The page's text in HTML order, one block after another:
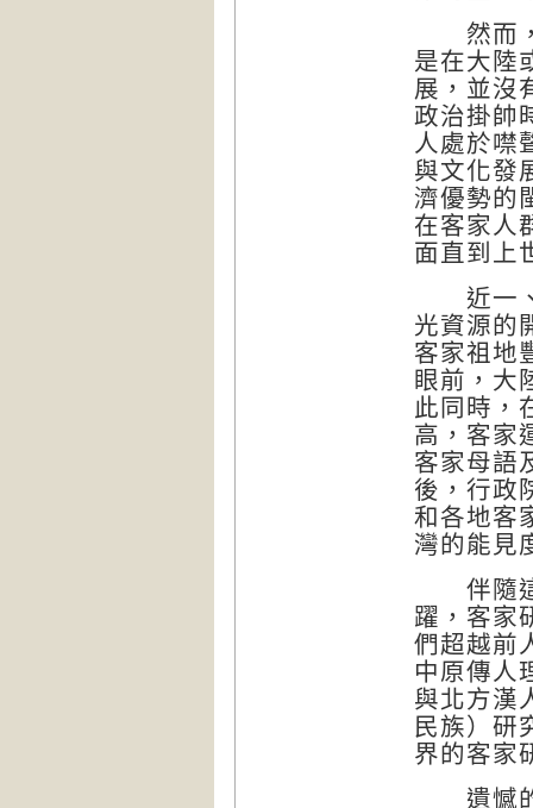
然而，
是在大陸
展，並沒
政治掛帥
人處於噤
與文化發
濟優勢的
在客家人
面直到上
近一、
光資源的
客家祖地
眼前，大
此同時，
高，客家
客家母語
後，行政
和各地客
灣的能見
伴隨這
躍，客家
們超越前
中原傳人
與北方漢
民族）研
界的客家
遺憾的